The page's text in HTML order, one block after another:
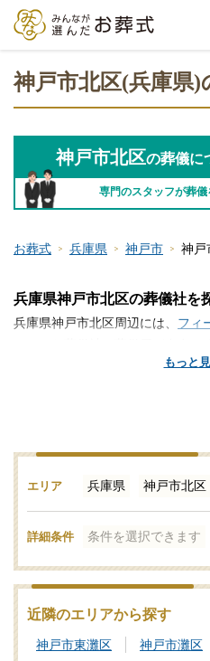
神戸市北区(兵庫県)
神戸市北区の葬儀に
専門のスタッフが葬
お葬式 兵庫県 神戸市 神戸
もっと
兵庫県神戸市北区の葬儀社を
兵庫県神戸市北区周辺には、 フィ
儀屋さんの情報をお探しですか？
般的なお葬式など、手厚く真心
希望に合わせて選択することが
おすすめの葬儀社などをご覧くだ
式」では、基準を満たした神戸
をご紹介しております。少しで
思われることでも遠慮なく、24
ます。神戸市北区の葬儀社を比較
した安心安全な葬儀屋さんをご案
サービスなどの最新情報をチェッ
集を行って信頼のおけそうな葬儀
エリア 兵庫県 神戸市北区
詳細条件 条件を選択できます
近隣のエリアから探す
神戸市東灘区 神戸市灘区